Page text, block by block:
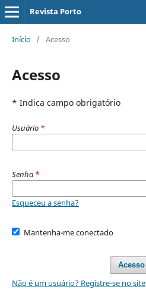
Revista Porto
Início / Acesso
Acesso
* Indica campo obrigatório
Usuário *
Senha *
Esqueceu a senha?
Mantenha-me conectado
Acesso
Não é um usuário? Registre-se no site